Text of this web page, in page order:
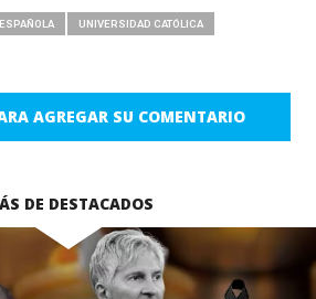
UNIVERSIDAD CATÓLICA
AGREGAR SU COMENTARIO
DE DESTACADOS